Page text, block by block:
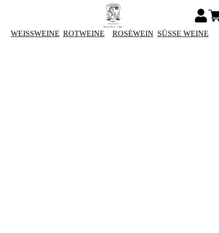
WEISSWEINE ROTWEINE ROSÈWEIN SÜSSE WEINE